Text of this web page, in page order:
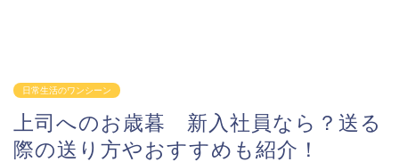
日常生活のワンシーン
上司へのお歳暮 新入社員なら？送る
際の送り方やおすすめも紹介！